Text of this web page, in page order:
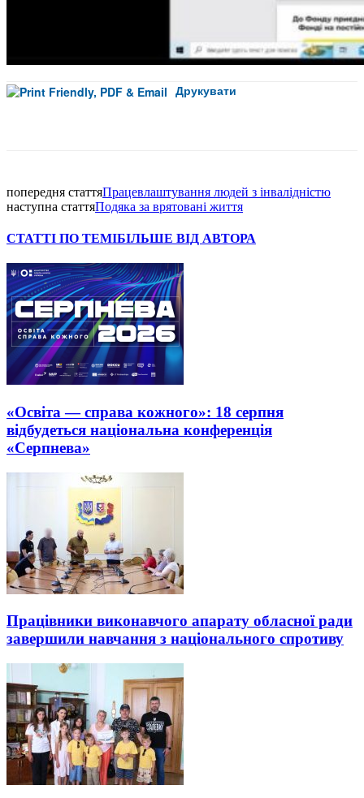
Друкувати
попередня статтяПрацевлаштування людей з інвалідністю
наступна статтяПодяка за врятовані життя
СТАТТІ ПО ТЕМІБІЛЬШЕ ВІД АВТОРА
«Освіта — справа кожного»: 18 серпня
відбудеться національна конференція
«Серпнева»
Працівники виконавчого апарату обласної ради
завершили навчання з національного спротиву